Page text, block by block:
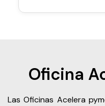
Oficina
Las Oficinas Acelera